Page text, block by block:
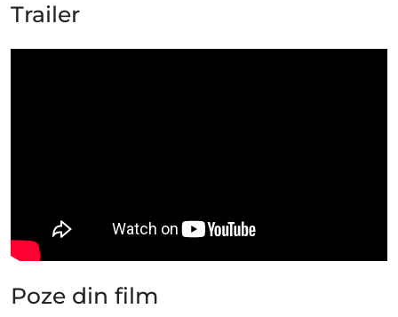
Trailer
Poze din film